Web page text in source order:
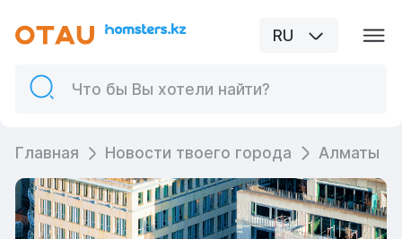
RU
Главная Новости твоего города Алматы